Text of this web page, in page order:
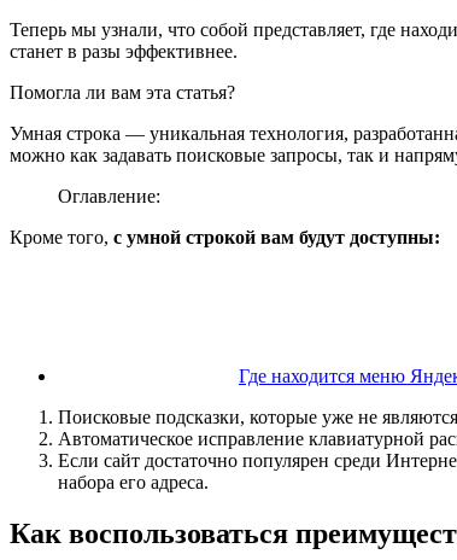
Теперь мы узнали, что собой представляет, где
станет в разы эффективнее.
Помогла ли вам эта статья?
Умная строка — уникальная технология,
можно как задавать поисковые запросы, так и
Оглавление:
Кроме того, с умной строкой вам будут доступны:
Где находится меню
Поисковые подсказки, которые уже не
Автоматическое исправление клавиатурной
Если сайт достаточно популярен среди
набора его адреса.
Как воспользоваться